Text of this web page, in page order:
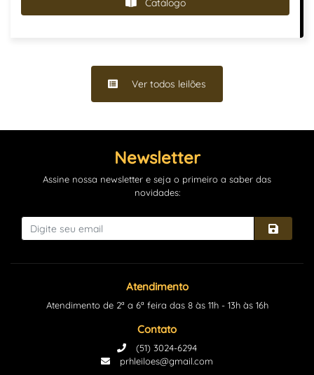
Catálogo
Ver todos leilões
Newsletter
Assine nossa newsletter e seja o primeiro a saber das
novidades:
Atendimento
Atendimento de 2ª a 6ª feira das 8 às 11h - 13h às 16h
Contato
(51) 3024-6294
prhleiloes@gmail.com